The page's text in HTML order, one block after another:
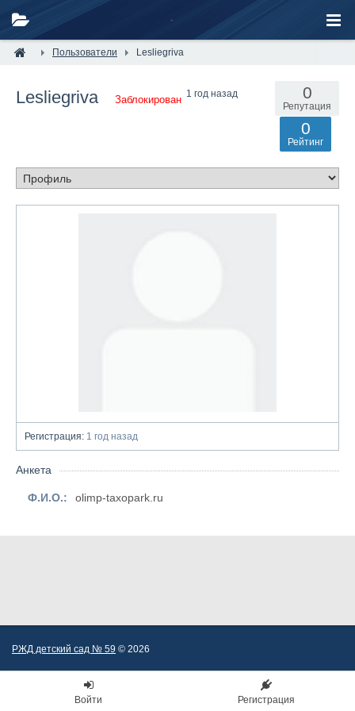
Пользователи Lesliegriva
Lesliegriva Заблокирован
1 год назад 0
Репутация
0
Рейтинг
Регистрация: 1 год назад
Анкета
Ф.И.О.: olimp-taxopark.ru
РЖД детский сад № 59 © 2026
Войти Регистрация